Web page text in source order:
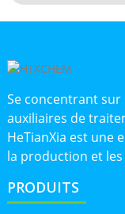
Se concentrant sur
auxiliaires de
HeTianXia est une
la production et les
PRODUITS